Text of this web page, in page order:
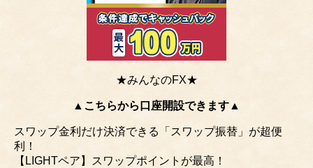
★みんなのFX★
▲こちらから口座開設できます▲
スワップ金利だけ決済できる「スワップ振替」が超便
利！
【LIGHTペア】スワップポイントが最高！